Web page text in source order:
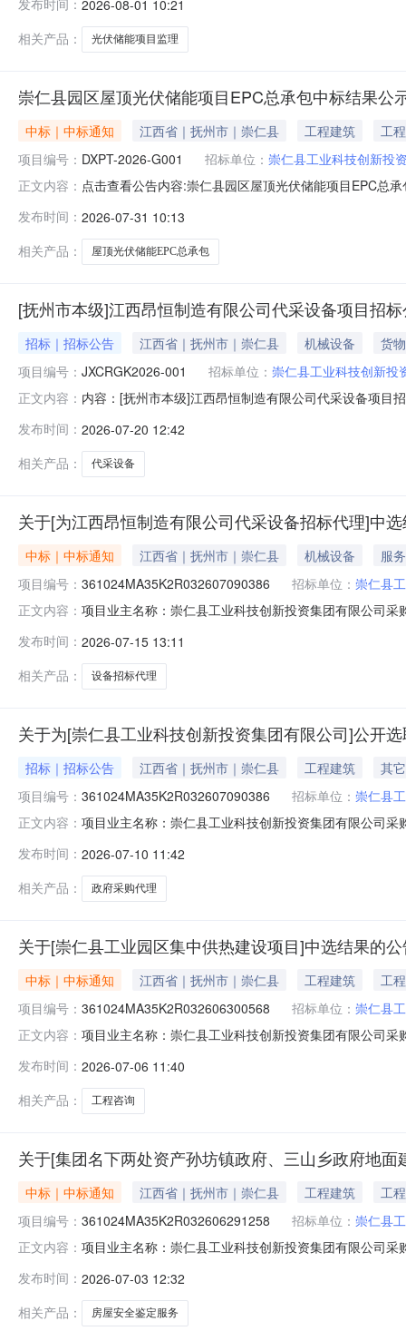
发布时间： 2026-08-01 10:21
相关产品：
光伏储能项目监理
崇仁县园区屋顶光伏储能项目EPC总承包中标结果公
中标｜中标通知 江西省｜抚州市｜崇仁县 工程建筑
工程
项目编号： DXPT-2026-G001 招标单位： 崇仁县工业科技创新投
正文内容： 点击查看公告内容:崇仁县园区屋顶光伏储能项目EPC总
发布时间： 2026-07-31 10:13
相关产品：
屋顶光伏储能EPC总承包
[抚州市本级]江西昂恒制造有限公司代采设备项目招
招标｜招标公告 江西省｜抚州市｜崇仁县 机械设备
货物
项目编号： JXCRGK2026-001 招标单位： 崇仁县工业科技创新投
正文内容： 内容：[抚州市本级]江西昂恒制造有限公司代采设备项目
http://ggzy.jiangxi.gov.cn/）确认并获取招标文件，并于
恒制造有
发布时间： 2026-07-20 12:42
相关产品：
代采设备
关于[为江西昂恒制造有限公司代采设备招标代理]中
中标｜中标通知 江西省｜抚州市｜崇仁县 机械设备
服务
项目编号： 361024MA35K2R032607090386 招标单位： 崇仁县
正文内容： 项目业主名称：崇仁县工业科技创新投资集团有限公司
收费管理暂行办法》（计价格【2002】1980号），服务
发布时间： 2026-07-15 13:11
相关产品：
设备招标代理
关于为[崇仁县工业科技创新投资集团有限公司]公开
招标｜招标公告 江西省｜抚州市｜崇仁县 工程建筑
其它
项目编号： 361024MA35K2R032607090386 招标单位： 崇仁县
正文内容： 项目业主名称：崇仁县工业科技创新投资集团有限公司
【2002】1980号），服务费不超过30万服务内容：采购
明：无选取中介方
发布时间： 2026-07-10 11:42
相关产品：
政府采购代理
关于[崇仁县工业园区集中供热建设项目]中选结果的
中标｜中标通知 江西省｜抚州市｜崇仁县 工程建筑
工程
项目编号： 361024MA35K2R032606300568 招标单位： 崇仁县
正文内容： 项目业主名称：崇仁县工业科技创新投资集团有限公司
发〔2025〕11号标准收费洽谈时间：3（个工作日）签
发布时间： 2026-07-06 11:40
相关产品：
工程咨询
关于[集团名下两处资产孙坊镇政府、三山乡政府地
中标｜中标通知 江西省｜抚州市｜崇仁县 工程建筑
工程
项目编号： 361024MA35K2R032606291258 招标单位： 崇仁县
正文内容： 项目业主名称：崇仁县工业科技创新投资集团有限公司
金额说明：服务费原则上不超过《关于印发“建（构）筑
发布时间： 2026-07-03 12:32
相关产品：
房屋安全鉴定服务